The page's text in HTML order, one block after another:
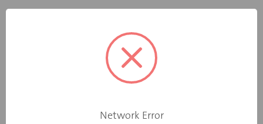
Elektromotor 230 V
Network Error